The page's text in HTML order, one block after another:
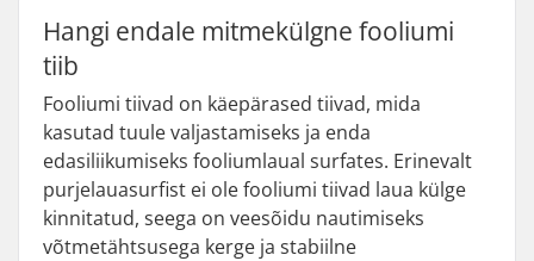
Hangi endale mitmekülgne fooliumi
tiib
Fooliumi tiivad on käepärased tiivad, mida
kasutad tuule valjastamiseks ja enda
edasiliikumiseks fooliumlaual surfates. Erinevalt
purjelauasurfist ei ole fooliumi tiivad laua külge
kinnitatud, seega on veesõidu nautimiseks
võtmetähtsusega kerge ja stabiilne